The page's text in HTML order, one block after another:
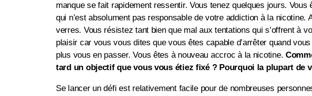
manque se fait rapidement ressentir. Vous tenez quelques jours.
qui n’est absolument pas responsable de votre addiction à la
verres. Vous résistez tant bien que mal aux tentations qui s’offrent à
plaisir car vous vous dites que vous êtes capable d’arrêter quand
plus vous en passer. Vous êtes à nouveau accroc à la nicotine.
tard un objectif que vous vous étiez fixé ? Pourquoi la plupart de
Se lancer un défi est relativement facile pour de nombreuses